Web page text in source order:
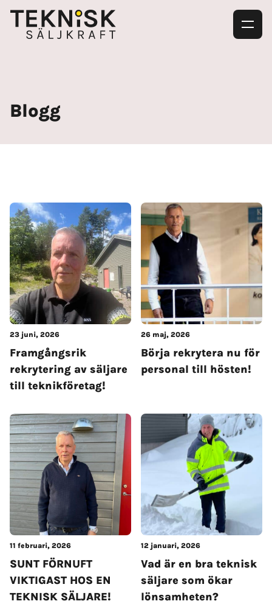
Blogg
23 juni, 2026
Framgångsrik
rekrytering av säljare
till teknikföretag!
26 maj, 2026
Börja rekrytera nu för
personal till hösten!
11 februari, 2026
SUNT FÖRNUFT
VIKTIGAST HOS EN
TEKNISK SÄLJARE!
12 januari, 2026
Vad är en bra teknisk
säljare som ökar
lönsamheten?